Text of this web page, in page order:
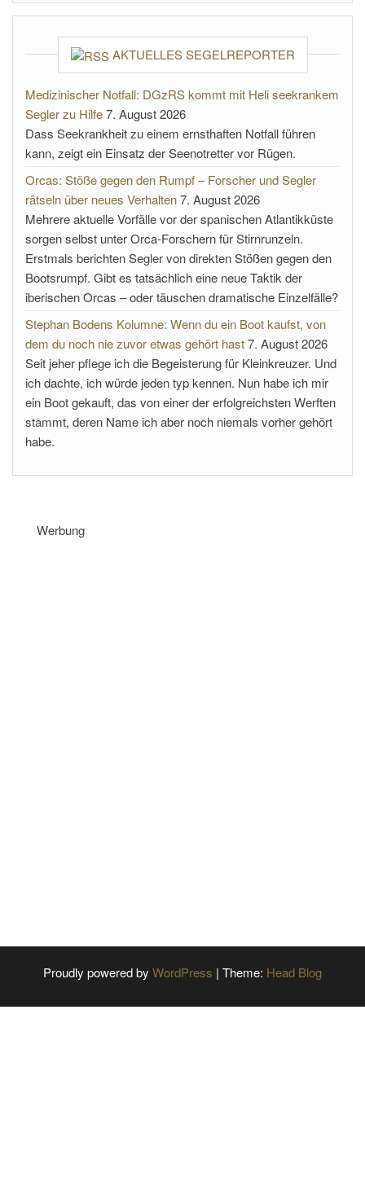
AKTUELLES SEGELREPORTER
Medizinischer Notfall: DGzRS kommt mit Heli seekrankem
Segler zu Hilfe7. August 2026
Dass Seekrankheit zu einem ernsthaften Notfall führen
kann, zeigt ein Einsatz der Seenotretter vor Rügen.
Orcas: Stöße gegen den Rumpf – Forscher und Segler
rätseln über neues Verhalten7. August 2026
Mehrere aktuelle Vorfälle vor der spanischen Atlantikküste
sorgen selbst unter Orca-Forschern für Stirnrunzeln.
Erstmals berichten Segler von direkten Stößen gegen den
Bootsrumpf. Gibt es tatsächlich eine neue Taktik der
iberischen Orcas – oder täuschen dramatische Einzelfälle?
Stephan Bodens Kolumne: Wenn du ein Boot kaufst, von
dem du noch nie zuvor etwas gehört hast7. August 2026
Seit jeher pflege ich die Begeisterung für Kleinkreuzer. Und
ich dachte, ich würde jeden typ kennen. Nun habe ich mir
ein Boot gekauft, das von einer der erfolgreichsten Werften
stammt, deren Name ich aber noch niemals vorher gehört
habe.
Werbung
Proudly powered by WordPress | Theme: Head Blog